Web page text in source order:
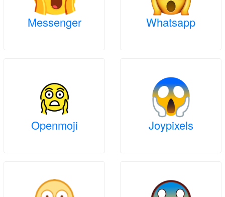
Whatsapp
Messenger
Joypixels
Openmoji